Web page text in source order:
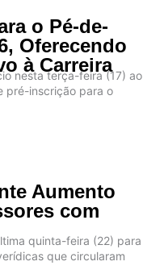
o Pé-de-
Oferecendo
à Carreira
nesta terça-feira (17) ao
pré-inscrição para o
Aumento
com
quinta-feira (22) para
que circularam